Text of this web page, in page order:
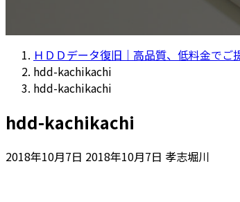
ＨＤＤデータ復旧｜高品質、低料金でご
hdd-kachikachi
hdd-kachikachi
hdd-kachikachi
2018年10月7日 最
2018年10月7日 孝志堀川